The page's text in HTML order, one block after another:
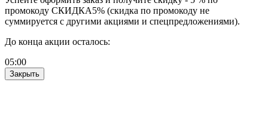
промокоду СКИДКА5% (скидка по промокоду не
суммируется с другими акциями и спецпредложениями).
До конца акции осталось:
05:00
Закрыть